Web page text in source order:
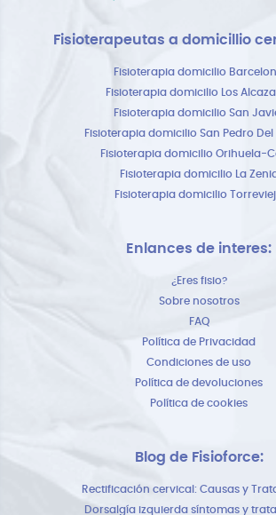
Fisioterapeutas a domicillio
Fisioterapia domicilio
Fisioterapia domicilio Los
Fisioterapia domicilio San
Fisioterapia domicilio San Pedro Del
Fisioterapia domicilio Orihuela-
Fisioterapia domicilio La
Fisioterapia domicilio
Enlances de interes:
¿Eres fisio?
Sobre nosotros
FAQ
Política de Privacidad
Condiciones de uso
Política de devoluciones
Política de cookies
Blog de Fisioforce:
Rectificación cervical: Causas y
Dorsalgía izquierda síntomas y